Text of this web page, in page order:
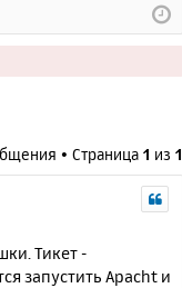
д
• Страница 1 из 1
Тикет -
запустить Apacht и